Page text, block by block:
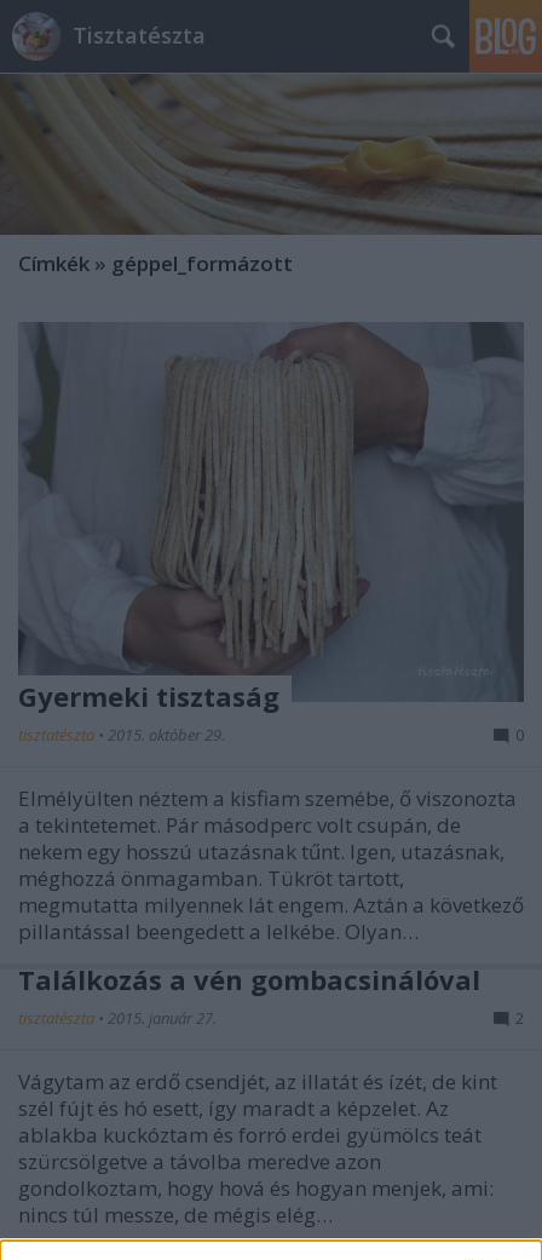
Tisztatészta
Címkék » géppel_formázott
Gyermeki tisztaság
tisztatészta • 2015. október 29. 0
Elmélyülten néztem a kisfiam szemébe, ő viszonozta
a tekintetemet. Pár másodperc volt csupán, de
nekem egy hosszú utazásnak tűnt. Igen, utazásnak,
méghozzá önmagamban. Tükröt tartott,
megmutatta milyennek lát engem. Aztán a következő
pillantással beengedett a lelkébe. Olyan…
Találkozás a vén gombacsinálóval
tisztatészta • 2015. január 27. 2
Vágytam az erdő csendjét, az illatát és ízét, de kint
szél fújt és hó esett, így maradt a képzelet. Az
ablakba kuckóztam és forró erdei gyümölcs teát
szürcsölgetve a távolba meredve azon
gondolkoztam, hogy hová és hogyan menjek, ami:
nincs túl messze, de mégis elég…